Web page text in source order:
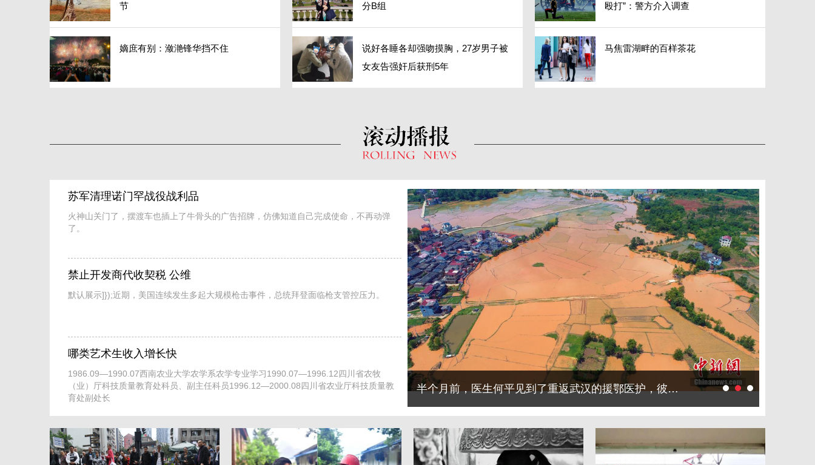
节
嫡庶有别：潋滟锋华挡不住
分B组
说好各睡各却强吻摸胸，27岁男子被
女友告强奸后获刑5年
殴打”：警方介入调查
马焦雷湖畔的百样茶花
苏军清理诺门罕战役战利品
火神山关门了，摆渡车也插上了牛骨头的广告招牌，仿佛知道自己完成使命，不再动弹
了。
禁止开发商代收契税 公维
默认展示]});近期，美国连续发生多起大规模枪击事件，总统拜登面临枪支管控压力。
哪类艺术生收入增长快
1986.09—1990.07西南农业大学农学系农学专业学习1990.07—1996.12四川省农牧
（业）厅科技质量教育处科员、副主任科员1996.12—2000.08四川省农业厅科技质量教
育处副处长
另外，由意大利国家工伤事故保险局、卫生部、劳工部和地方政府，共同编纂的《企业接种新冠疫苗临时指南》草案7日正式出炉。 半个月前，医生何平见到了重返武汉的援鄂医护，彼此都觉得做了一场过于真实的大梦。